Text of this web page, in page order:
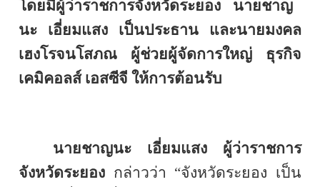
โดยมีผู้ว่าราชการจังหวัดระยอง นายชาญ
นะ เอี่ยมแสง เป็นประธาน และนายมงคล
เฮงโรจนโสภณ ผู้ช่วยผู้จัดการใหญ่ ธุรกิจ
เคมิคอลส์ เอสซีจี ให้การต้อนรับ
นายชาญนะ เอี่ยมแสง ผู้ว่าราชการ
จังหวัดระยอง กล่าวว่า “จังหวัดระยอง เป็น